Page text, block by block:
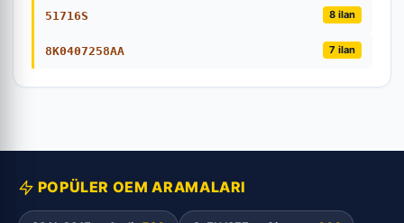
51716S 8 ilan
8K0407258AA 7 ilan
POPÜLER OEM ARAMALARI